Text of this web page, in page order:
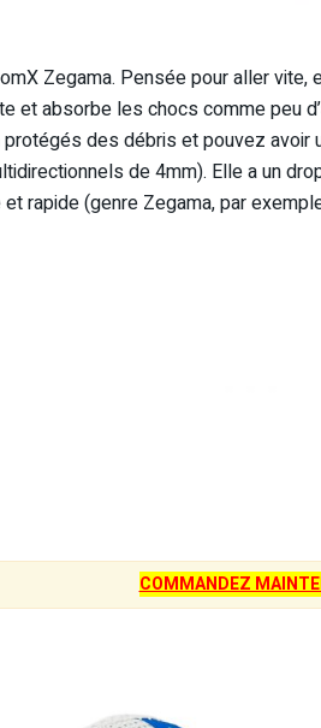
Zegama. Pensée pour aller
et absorbe les chocs comme peu
des débris et pouvez avoir
de 4mm). Elle a un
rapide (genre Zegama, par
COMMANDEZ